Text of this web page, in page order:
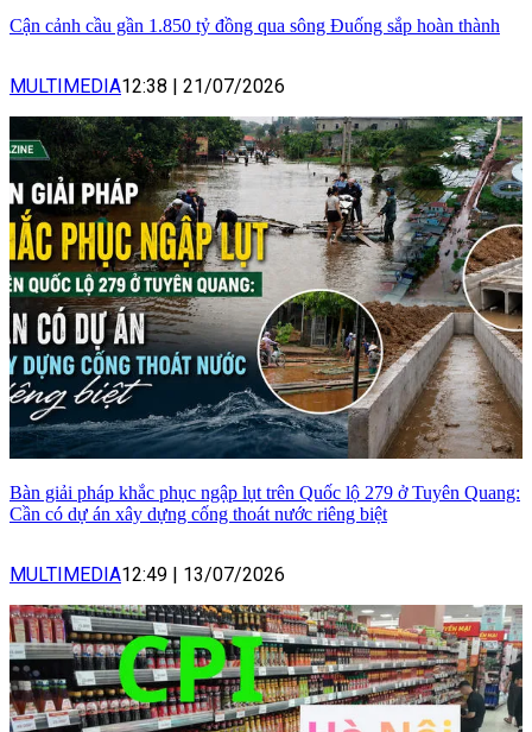
Cận cảnh cầu gần 1.850 tỷ đồng qua sông Đuống sắp hoàn thành
MULTIMEDIA12:38 | 21/07/2026
Bàn giải pháp khắc phục ngập lụt trên Quốc lộ 279 ở Tuyên Quang:
Cần có dự án xây dựng cống thoát nước riêng biệt
MULTIMEDIA12:49 | 13/07/2026